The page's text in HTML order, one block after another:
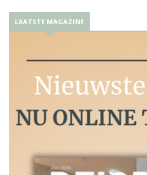
LAATSTE MAGAZINE